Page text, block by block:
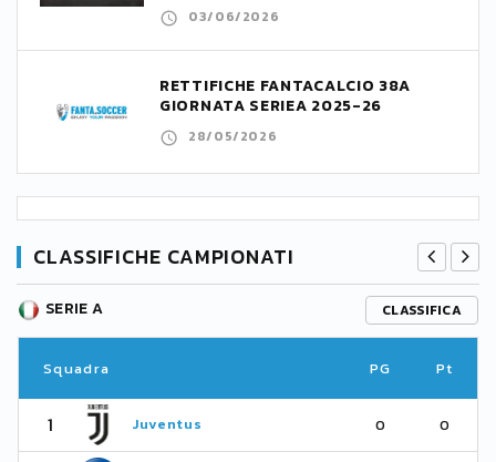
03/06/2026
RETTIFICHE FANTACALCIO 38A
GIORNATA SERIEA 2025-26
28/05/2026
CLASSIFICHE CAMPIONATI
SERIE A CLASSIFICA
Squadra PG Pt
1 Juventus 0 0